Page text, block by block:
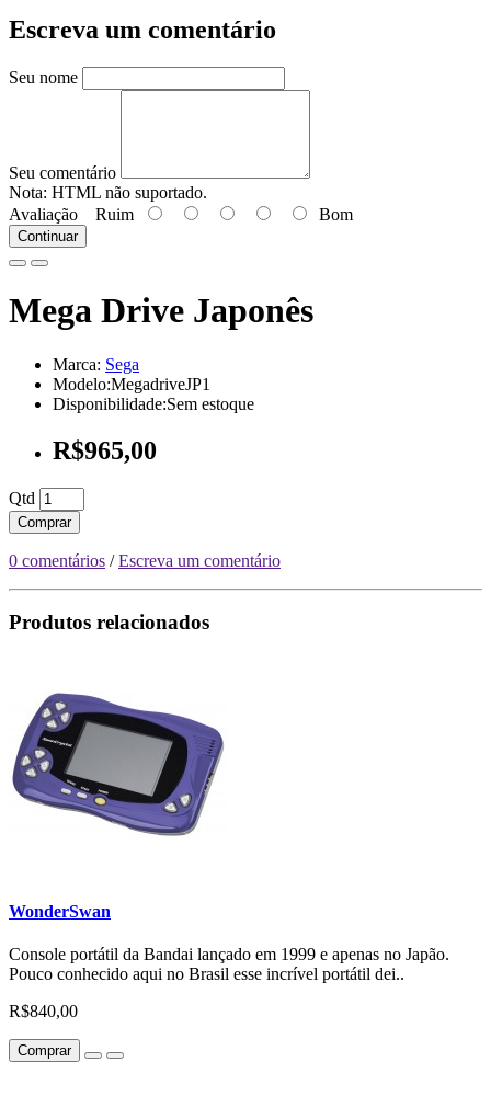
Escreva um comentário
Seu nome
Seu comentário
Nota: HTML não suportado.
Avaliação Ruim Bom
Continuar
Mega Drive Japonês
Marca: Sega
Modelo:MegadriveJP1
Disponibilidade:Sem estoque
R$965,00
Qtd
Comprar
0 comentários /Escreva um comentário
Produtos relacionados
WonderSwan
Console portátil da Bandai lançado em 1999 e apenas no Japão.
Pouco conhecido aqui no Brasil esse incrível portátil dei..
R$840,00
Comprar